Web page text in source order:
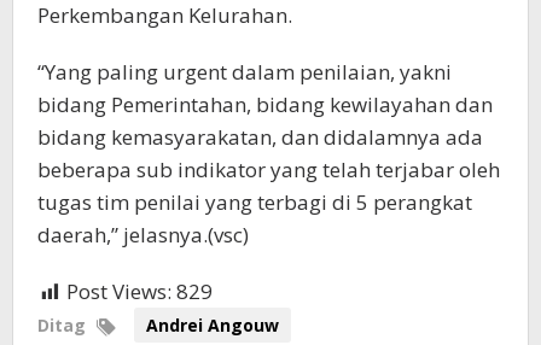
Perkembangan Kelurahan.
“Yang paling urgent dalam penilaian, yakni
bidang Pemerintahan, bidang kewilayahan dan
bidang kemasyarakatan, dan didalamnya ada
beberapa sub indikator yang telah terjabar oleh
tugas tim penilai yang terbagi di 5 perangkat
daerah,” jelasnya.(vsc)
Post Views: 829
Ditag
Andrei Angouw